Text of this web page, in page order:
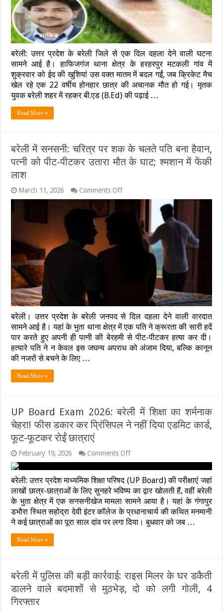
क्रिकेट
खेलते
समय
मौत,
रन
लेते
वक्त
मैदान
पर
ही
तोड़ा
दम;
बरेली: उत्तर प्रदेश के बरेली जिले से एक दिल दहला देने वाली घटना
सामने आई है। हाफिजगंज थाना क्षेत्र के हरहरपुर मटकली गांव में
शुक्रवार को ईद की खुशियां उस वक्त मातम में बदल गईं, जब क्रिकेट मैच
खेल रहे एक 22 वर्षीय होनहार छात्र की अचानक मौत हो गई। मृतक
युवक बरेली शहर में रहकर बी.एड (B.Ed) की पढ़ाई …
Read More »
बरेली में सनसनी: चरित्र पर शक के चलते पति बना हैवान,
पत्नी को पीट-पीटकर उतारा मौत के घाट; श्मशान में फेंकी
लाश
March 11, 2026 Comments Offon
बरेली
चरित्र
पीट-
पीटकर
उतारा
मौत
के
घाट;
बरेली। उत्तर प्रदेश के बरेली जनपद से दिल दहला देने वाली वारदात
सामने आई है। यहां के भुता थाना क्षेत्र में एक पति ने क्रूरता की सारी हदें
पार करते हुए अपनी ही पत्नी की बेरहमी से पीट-पीटकर हत्या कर दी।
हत्यारे पति ने न केवल इस जघन्य अपराध को अंजाम दिया, बल्कि कानून
की नजरों से बचने के लिए …
Read More »
UP Board Exam 2026: बरेली में शिक्षा का शर्मनाक
चेहरा! फीस डकार कर प्रिंसिपल ने नहीं दिया एडमिट कार्ड,
फूट-फूटकर रोईं छात्राएं
February 19, 2026 Comments Offon
UP
Board
Exam
2026:
बरेली
में
शिक्षा
का
शर्मनाक
प्रिंसिपल
ने
नहीं
दिया
बरेली: उत्तर प्रदेश माध्यमिक शिक्षा परिषद (UP Board) की परीक्षाएं जहां
लाखों छात्र-छात्राओं के लिए सुनहरे भविष्य का द्वार खोलती हैं, वहीं बरेली
के भुता क्षेत्र में एक सनसनीखेज मामला सामने आया है। यहां के गंगापुर
डभौरा स्थित सहोद्रा देवी इंटर कॉलेज के प्रधानाचार्य की कथित मनमानी
ने कई छात्राओं का पूरा साल दांव पर लगा दिया। बुधवार को जब …
Read More »
बरेली में पुलिस की बड़ी कार्रवाई: राइस मिलर के घर डकैती
डालने वाले बदमाशों से मुठभेड़, दो को लगी गोली, 4
गिरफ्तार